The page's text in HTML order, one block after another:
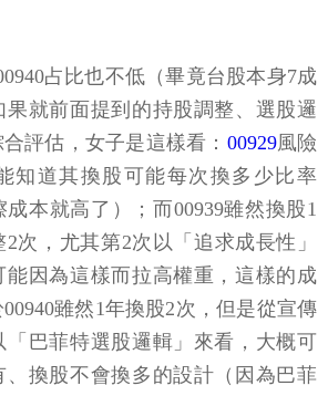
占比也不低（畢竟台股本身7成
果就前面提到的持股調整、選股邏
評估，女子是這樣看： 00929風險
知道其換股可能每次換多少比率
成本就高了）；而00939雖然換股1
次，尤其第2次以「追求成長性」
能因為這樣而拉高權重，這樣的成
雖然1年換股2次，但是從宣傳
「巴菲特選股邏輯」來看，大概可
、換股不會換多的設計（因為巴菲